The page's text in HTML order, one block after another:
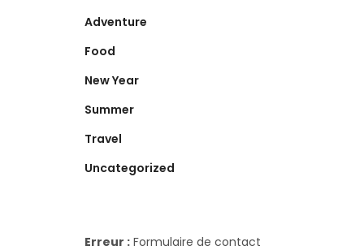
Adventure
Food
New Year
Summer
Travel
Uncategorized
Erreur : Formulaire de contact